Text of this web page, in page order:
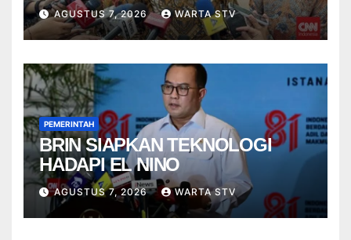
AGUSTUS 7, 2026 WARTA STV
PEMERINTAH
BRIN SIAPKAN TEKNOLOGI
HADAPI EL NINO
AGUSTUS 7, 2026 WARTA STV